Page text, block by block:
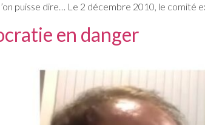
puisse dire… Le 2 décembre 2010, le
en danger